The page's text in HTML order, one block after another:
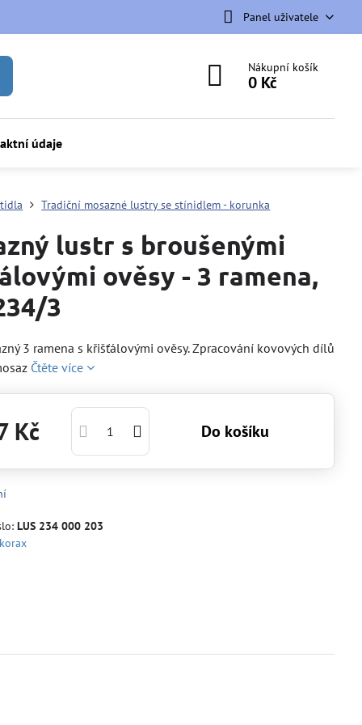
Panel uživatele
Nákupní košík
0 Kč
údaje
Tradiční mosazné lustry se stínidlem - korunka
lustr s broušenými
ověsy - 3 ramena,
3
3 ramena s křišťálovými ověsy. Zpracování kovových dílů
Čtěte více
Kč Do košíku
LUS 234 000 203